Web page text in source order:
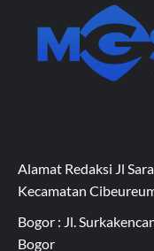
Alamat Redaksi Jl
Kecamatan
Bogor : Jl.
Bogor